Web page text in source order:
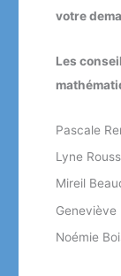
votre
Les
Pascale
Lyne
Mireil
Geneviève
Noémie